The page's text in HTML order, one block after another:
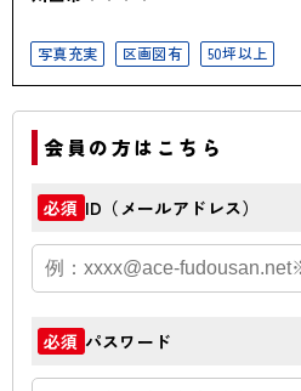
写真充実
区画図有 50坪以上
会員の方はこちら
必須 ID（メールアドレス）
必須 パスワード